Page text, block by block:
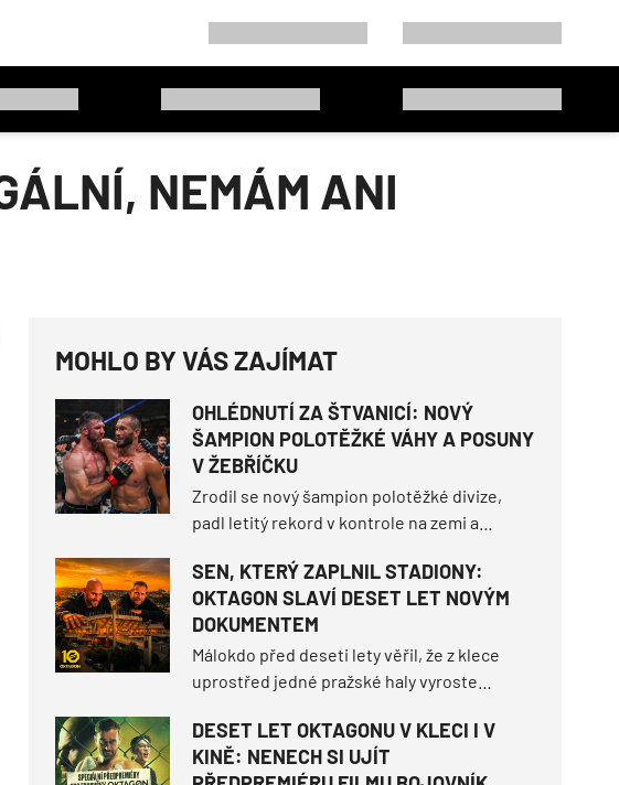
NEMÁM ANI
MOHLO BY VÁS ZAJÍMAT
OHLÉDNUTÍ ZA ŠTVANICÍ: NOVÝ
ŠAMPION POLOTĚŽKÉ VÁHY A POSUNY
V ŽEBŘÍČKU
Zrodil se nový šampion polotěžké divize,
padl letitý rekord v kontrole na zemi a
nejtěžší zápas své kariéry. Jak turnaj
zamíchal světovým žebříčkem a jaké další
momenty definovaly tuhle
nezapomenutelnou noc?
SEN, KTERÝ ZAPLNIL STADIONY:
OKTAGON SLAVÍ DESET LET NOVÝM
DOKUMENTEM
Málokdo před deseti lety věřil, že z klece
uprostřed jedné pražské haly vyroste
Evropě. OKTAGON má za sebou 91 turnajů v
pěti zemích, více než tisíc zápasů a společně
DESET LET OKTAGONU V KLECI I V
KINĚ: NENECH SI UJÍT